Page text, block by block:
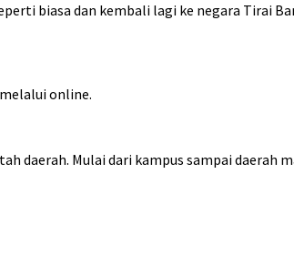
biasa dan kembali lagi ke negara Tirai
online.
daerah. Mulai dari kampus sampai daerah